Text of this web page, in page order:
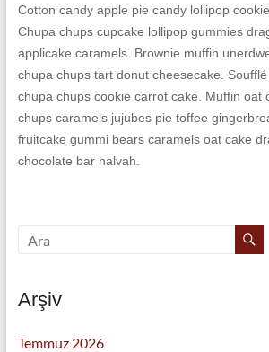
Cotton candy apple pie candy lollipop
Chupa chups cupcake lollipop gummies
applicake caramels. Brownie muffin
chupa chups tart donut cheesecake.
chupa chups cookie carrot cake. Muffin oat
chups caramels jujubes pie toffee
fruitcake gummi bears caramels oat cake
chocolate bar halvah.
Arşiv
Temmuz 2026